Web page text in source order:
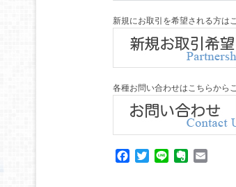
新規にお取引を希望される方は
各種お問い合わせはこちらから
FacebookTwitterLine Evernote